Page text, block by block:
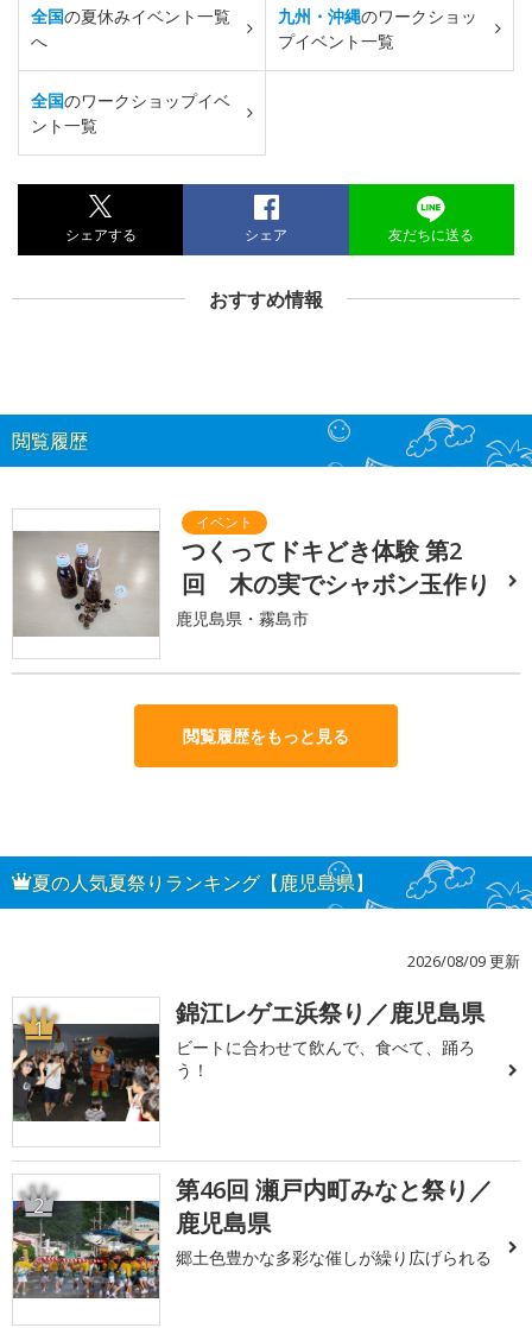
全国の夏休みイベント一覧
へ
九州・沖縄のワークショッ
プイベント一覧
全国のワークショップイベ
ント一覧
シェアする シェア 友だちに送る
おすすめ情報
閲覧履歴
つくってドキどき体験 第2
回 木の実でシャボン玉作り
鹿児島県・霧島市
閲覧履歴をもっと見る
夏の人気夏祭りランキング【鹿児島県】
2026/08/09 更新
1 錦江レゲエ浜祭り／鹿児島県
ビートに合わせて飲んで、食べて、踊ろ
う！
2
第46回 瀬戸内町みなと祭り／
鹿児島県
郷土色豊かな多彩な催しが繰り広げられる